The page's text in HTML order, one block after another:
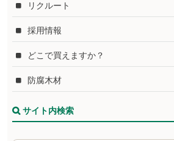
リクルート
採用情報
どこで買えますか？
防腐木材
サイト内検索